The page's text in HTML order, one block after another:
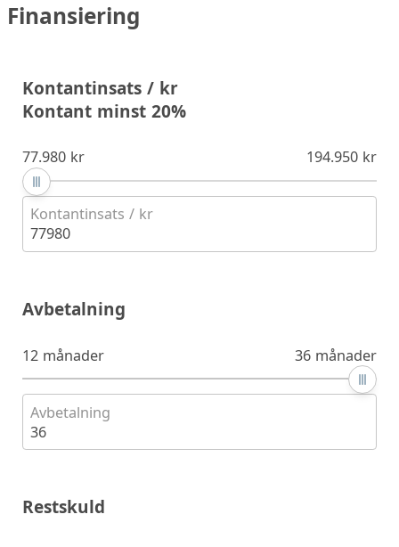
Finansiering
Kontantinsats / kr
Kontant minst 20%
77.980 kr 194.950 kr
Kontantinsats / kr
77980
Avbetalning
12 månader 36 månader
Avbetalning
36
Restskuld